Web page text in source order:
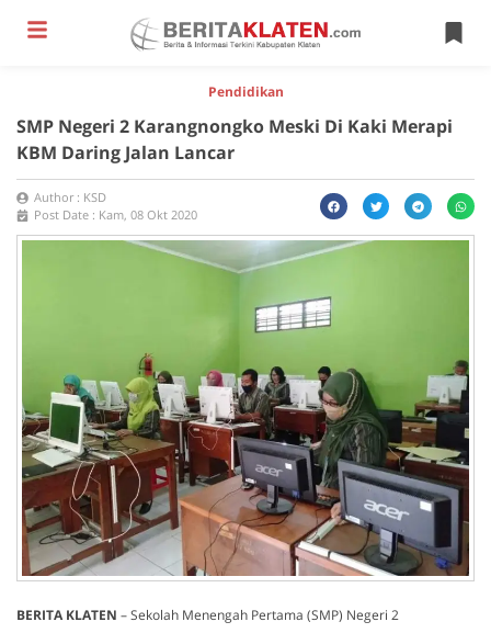
Pendidikan
SMP Negeri 2 Karangnongko Meski Di Kaki Merapi
KBM Daring Jalan Lancar
Author : KSD
Post Date : Kam, 08 Okt 2020
BERITA KLATEN – Sekolah Menengah Pertama (SMP) Negeri 2